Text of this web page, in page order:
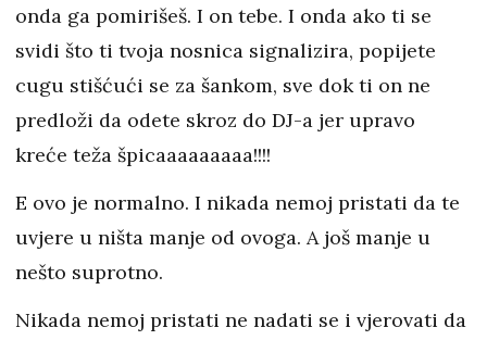
onda ga pomirišeš. I on tebe. I onda ako ti se
svidi što ti tvoja nosnica signalizira, popijete
cugu stišćući se za šankom, sve dok ti on ne
predloži da odete skroz do DJ-a jer upravo
kreće teža špicaaaaaaaaa!!!!
E ovo je normalno. I nikada nemoj pristati da te
uvjere u ništa manje od ovoga. A još manje u
nešto suprotno.
Nikada nemoj pristati ne nadati se i vjerovati da